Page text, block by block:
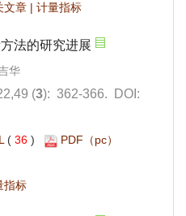
|
): 362-366. DOI:
36 )